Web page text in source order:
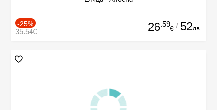
-25%
35.54€ 26.59
€ / 52лв.